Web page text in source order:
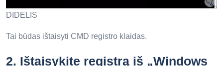
DIDELIS
Tai būdas ištaisyti CMD registro klaidas.
2. Ištaisykite registrą iš „Windows